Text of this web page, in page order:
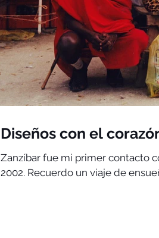
Diseños con el
Zanzíbar fue mi primer contacto con el tejido KANGA , en mi luna de miel, en
2002. Recuerdo un viaje de